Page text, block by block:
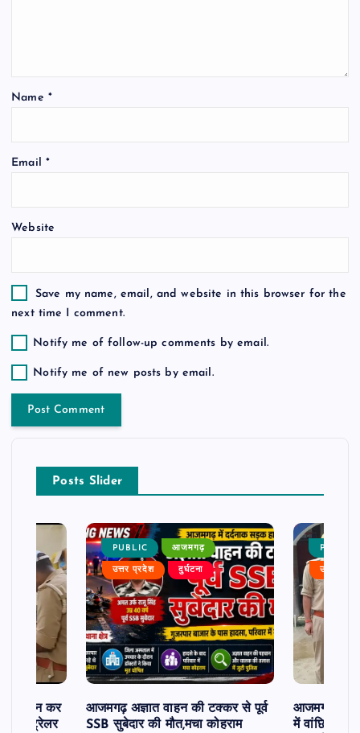
i
o
Name *
Email *
Website
Save my name, email, and website in this browser for the
next time I comment.
Notify me of follow-up comments by email.
Notify me of new posts by email.
Posts Slider
से दर्शन कर
खड़े ट्रेलर
PUBLIC आजमगढ़
उत्तर प्रदेश दुर्घटना
आजमगढ़ अज्ञात वाहन की टक्कर से पूर्व
SSB सुबेदार की मौत,मचा कोहराम
PUBLIC
उत्तर
आजमगढ़ 43
में वांछित